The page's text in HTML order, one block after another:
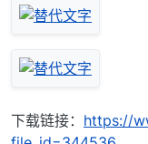
下载链接： https://